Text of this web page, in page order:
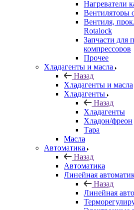
Нагреватели
Вентиляторы
Вентиля,
Rotalock
Запчасти для
компрессоров
Прочее
Хладагенты и масла
Назад
Хладагенты и масла
Хладагенты
Назад
Хладагенты
Хладон/фреон
Тара
Масла
Автоматика
Назад
Автоматика
Линейная
Назад
Линейная